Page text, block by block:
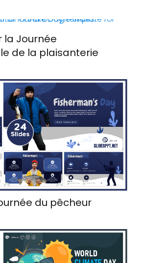
la Journée
de la plaisanterie
du pêcheur